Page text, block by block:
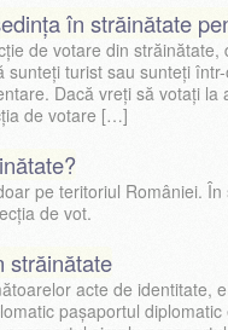
în străinătate
de votare din
turist sau sunteți
Dacă vreți să votați la
de votare […]
pe teritoriul României.
de vot.
străinătate
acte de identitate,
paşaportul